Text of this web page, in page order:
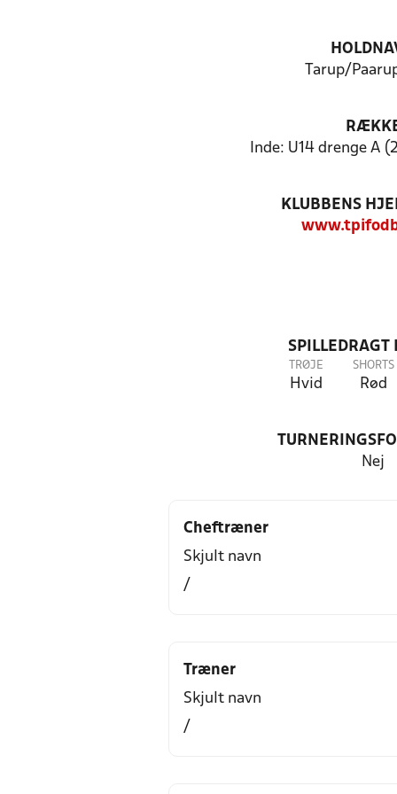
Tarup/
Inde: U14 drenge A
KLUBBENS
SPILLEDRAGT
TRØJE
Hvid
SHORTS
Rød
Nej
Cheftræner
Skjult navn
/
Træner
Skjult navn
/